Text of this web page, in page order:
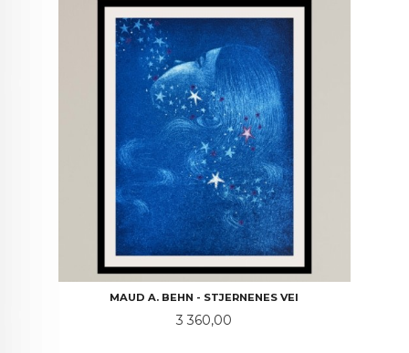
MAUD A. BEHN - STJERNENES VEI
Pris
3 360,00